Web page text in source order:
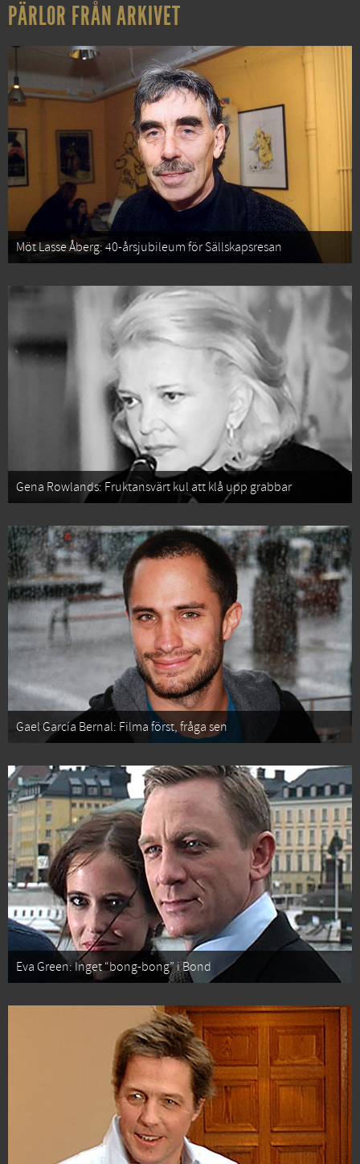
PÄRLOR FRÅN ARKIVET
Möt Lasse Åberg: 40-årsjubileum för Sällskapsresan
Gena Rowlands: Fruktansvärt kul att klå upp grabbar
Gael García Bernal: Filma först, fråga sen
Eva Green: Inget “bong-bong” i Bond